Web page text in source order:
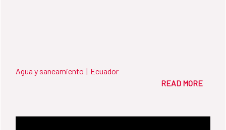
Agua y saneamiento | Ecuador
READ MORE